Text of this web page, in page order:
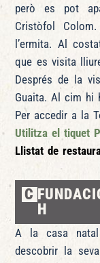
però es pot
Cristòfol
l’ermita. Al
que es visita
Després de la
Guaita. Al cim hi
Per accedir a la
Utilitza el tiquet
Llistat de
C
H
A la casa natal
descobrir la